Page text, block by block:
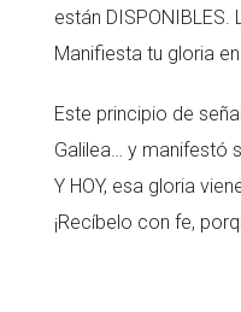
están
Manifiesta tu gloria en
Este principio de
Galilea… y manifestó
Y HOY, esa gloria
¡Recíbelo con fe,